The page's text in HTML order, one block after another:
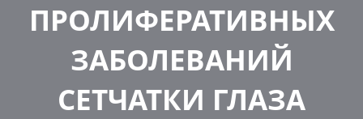
ПРОЛИФЕРАТИВНЫХ
ЗАБОЛЕВАНИЙ
СЕТЧАТКИ ГЛАЗА